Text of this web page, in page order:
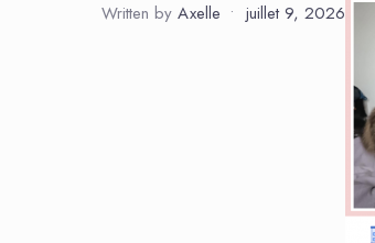
Written by Axelle • juillet 9, 2026